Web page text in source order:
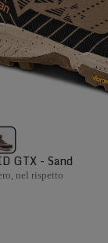
GTX - Sand
nel rispetto